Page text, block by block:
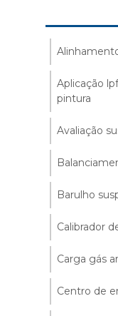
Aplicação
pintura
Avaliação
Barulho
Calibrador
Carga gás
Centro de